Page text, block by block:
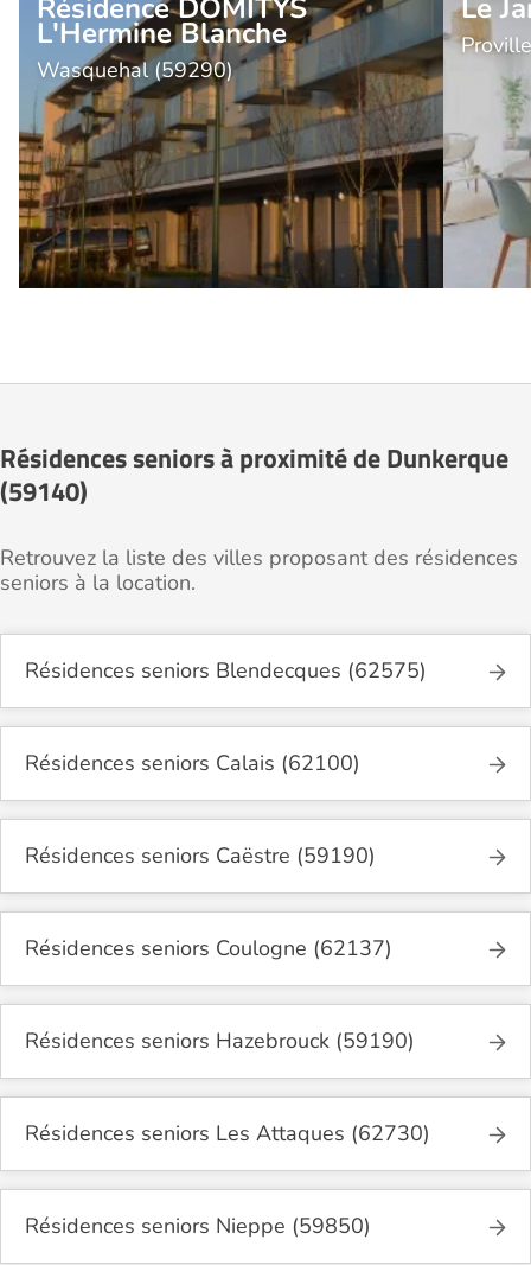
Résidence DOMITYS
L'Hermine Blanche
Wasquehal (59290)
Le
Résidences seniors à proximité de Dunkerque
(59140)
Retrouvez la liste des villes proposant des résidences
seniors à la location.
Résidences seniors Blendecques (62575)
Résidences seniors Calais (62100)
Résidences seniors Caëstre (59190)
Résidences seniors Coulogne (62137)
Résidences seniors Hazebrouck (59190)
Résidences seniors Les Attaques (62730)
Résidences seniors Nieppe (59850)